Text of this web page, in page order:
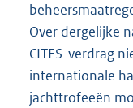
Over dergelijke
CITES-verdrag
internationale
jachttrofeeën